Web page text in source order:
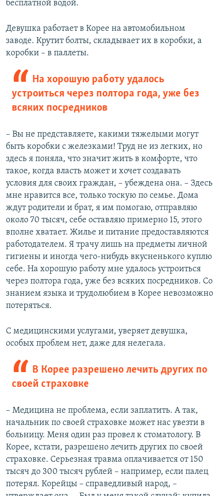
бесплатной водой.
Девушка работает в Корее на автомобильном
заводе. Крутит болты, складывает их в коробки, а
коробки – в паллеты.
На хорошую работу удалось
устроиться через полтора года, уже без
всяких посредников
– Вы не представляете, какими тяжелыми могут
быть коробки с железками! Труд не из легких, но
здесь я поняла, что значит жить в комфорте, что
такое, когда власть может и хочет создавать
условия для своих граждан, – убеждена она. – Здесь
мне нравится все, только тоскую по семье. Дома
ждут родители и брат, я им помогаю, отправляю
около 70 тысяч, себе оставляю примерно 15, этого
вполне хватает. Жилье и питание предоставляются
работодателем. Я трачу лишь на предметы личной
гигиены и иногда чего-нибудь вкусненького куплю
себе. На хорошую работу мне удалось устроиться
через полтора года, уже без всяких посредников. Со
знанием языка и трудолюбием в Корее невозможно
потеряться.
​С медицинскими услугами, уверяет девушка,
особых проблем нет, даже для нелегала.
В Корее разрешено лечить других по
своей страховке
– Медицина не проблема, если заплатить. А так,
начальник по своей страховке может нас увезти в
больницу. Меня один раз провел к стоматологу. В
Корее, кстати, разрешено лечить других по своей
страховке. Серьезная травма оплачивается от 150
тысяч до 300 тысяч рублей – например, если палец
потерял. Корейцы – справедливый народ, –